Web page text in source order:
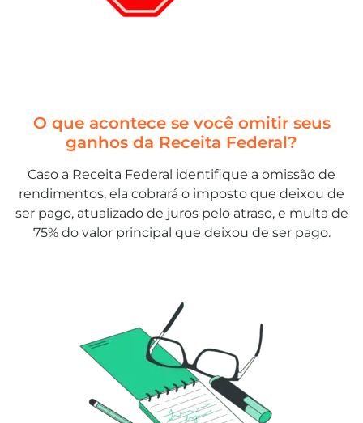
O que acontece se você omitir seus
ganhos da Receita Federal?
Caso a Receita Federal identifique a omissão de
rendimentos, ela cobrará o imposto que deixou de
ser pago, atualizado de juros pelo atraso, e multa de
75% do valor principal que deixou de ser pago.